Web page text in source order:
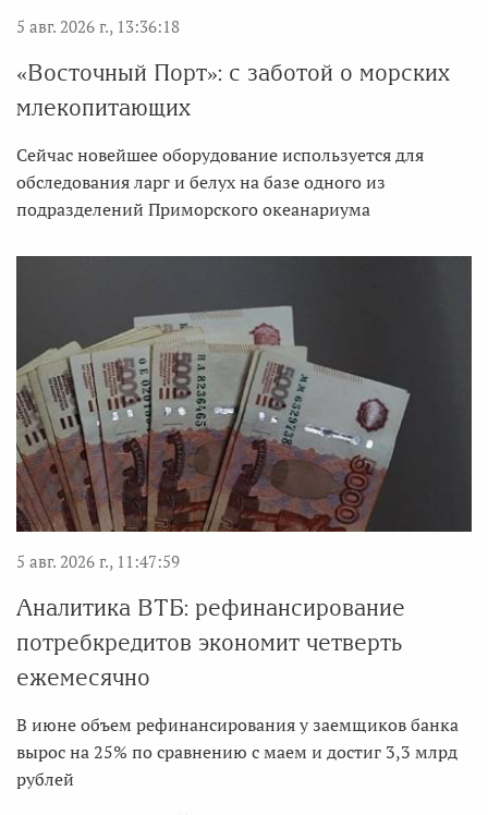
5 авг. 2026 г., 13:36:18
«Восточный Порт»: с заботой о морских
млекопитающих
Сейчас новейшее оборудование используется для
обследования ларг и белух на базе одного из
подразделений Приморского океанариума
5 авг. 2026 г., 11:47:59
Аналитика ВТБ: рефинансирование
потребкредитов экономит четверть
ежемесячно
В июне объем рефинансирования у заемщиков банка
вырос на 25% по сравнению с маем и достиг 3,3 млрд
рублей